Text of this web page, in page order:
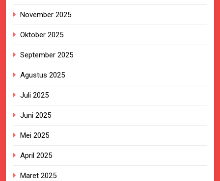
November 2025
Oktober 2025
September 2025
Agustus 2025
Juli 2025
Juni 2025
Mei 2025
April 2025
Maret 2025